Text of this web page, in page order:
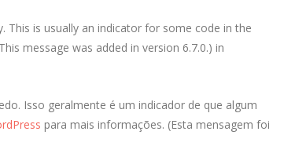
This is usually an indicator for some code in the
message was added in version 6.7.0.) in
Isso geralmente é um indicador de que algum
para mais informações. (Esta mensagem foi